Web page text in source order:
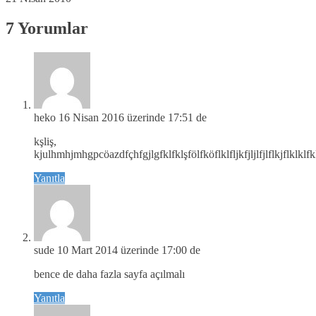
7 Yorumlar
heko 16 Nisan 2016 üzerinde 17:51 de
kşliş,
Yanıtla
sude 10 Mart 2014 üzerinde 17:00 de
bence de daha fazla sayfa açılmalı
Yanıtla